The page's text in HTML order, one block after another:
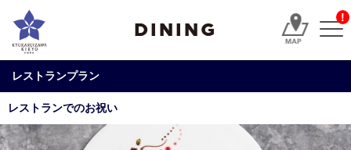
DINING
!
レストランプラン
レストランでのお祝い